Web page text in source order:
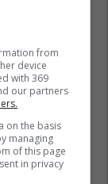
from
device
with 369
our partners
on the basis
managing
of this page
in privacy